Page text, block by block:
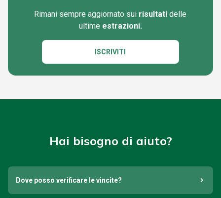
Rimani sempre aggiornato sui risultati delle
ultime estrazioni.
ISCRIVITI
Hai bisogno di aiuto?
Dove posso verificare le vincite?